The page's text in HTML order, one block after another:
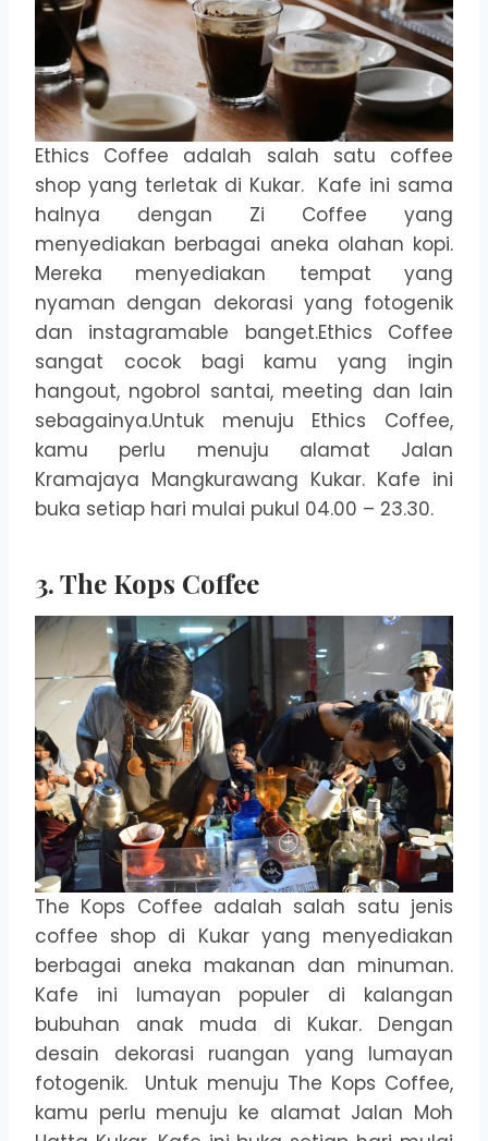
Ethics Coffee adalah salah satu coffee
shop yang terletak di Kukar. Kafe ini sama
halnya dengan Zi Coffee yang
menyediakan berbagai aneka olahan kopi.
Mereka menyediakan tempat yang
nyaman dengan dekorasi yang fotogenik
dan instagramable banget.Ethics Coffee
sangat cocok bagi kamu yang ingin
hangout, ngobrol santai, meeting dan lain
sebagainya.Untuk menuju Ethics Coffee,
kamu perlu menuju alamat Jalan
Kramajaya Mangkurawang Kukar. Kafe ini
buka setiap hari mulai pukul 04.00 – 23.30.
3. The Kops Coffee
The Kops Coffee adalah salah satu jenis
coffee shop di Kukar yang menyediakan
berbagai aneka makanan dan minuman.
Kafe ini lumayan populer di kalangan
bubuhan anak muda di Kukar. Dengan
desain dekorasi ruangan yang lumayan
fotogenik. Untuk menuju The Kops Coffee,
kamu perlu menuju ke alamat Jalan Moh